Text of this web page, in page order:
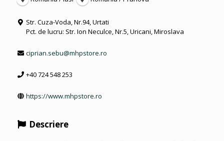
Str. Cuza-Voda, Nr.94, Urtati
Pct. de lucru: Str. Ion Neculce, Nr.5, Uricani, Miroslava
ciprian.sebu@mhpstore.ro
+40 724 548 253
https://www.mhpstore.ro
Descriere